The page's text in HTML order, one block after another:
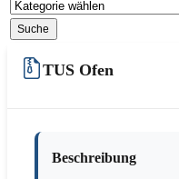
TUS Ofen
Beschreibung